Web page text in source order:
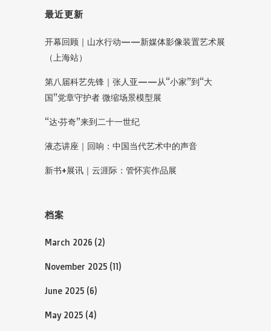
最近更新
开幕回顾｜山水行动——新媒体影像装置艺术展
（上海站）
第八届科艺先锋｜张人亚——从“小家”到“大
国”党章守护者 微缩场景模型展
“达·芬奇”来到二十一世纪
液态讲座｜回响：中国当代艺术中的声音
新书+展讯｜云涯际：管怀宾作品展
档案
March 2026 (2)
November 2025 (11)
June 2025 (6)
May 2025 (4)